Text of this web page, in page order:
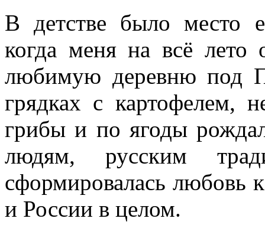
В детстве было место
когда меня на всё лето
любимую деревню под
грядках с картофелем,
грибы и по ягоды
людям, русским
сформировалась любовь
и России в целом.